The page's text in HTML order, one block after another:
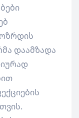
დაამზადა